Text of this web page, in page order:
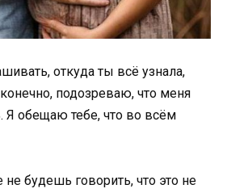
откуда ты всё узнала,
подозреваю, что меня
Я обещаю тебе, что во всём
будешь говорить, что это не